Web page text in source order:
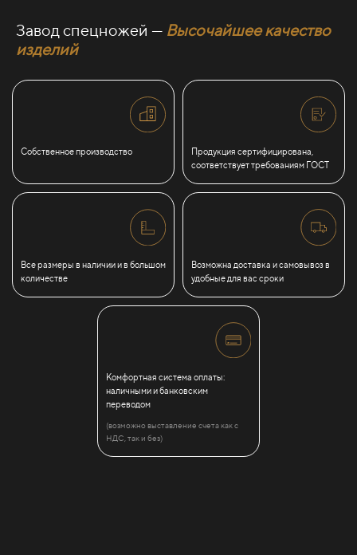
Завод спецножей — Высочайшее качество
изделий
Собственное производство
Продукция сертифицирована,
соответствует требованиям ГОСТ
Все размеры в наличии и в большом
количестве
Возможна доставка и самовывоз в
удобные для вас сроки
Комфортная система оплаты:
наличными и банковским
переводом
(возможно выставление счета как с
НДС, так и без)